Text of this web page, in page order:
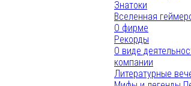
Знатоки
Вселенная
О фирме
Рекорды
О виде
компании
Литературные